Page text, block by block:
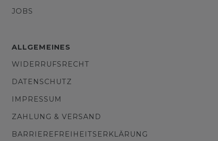
JOBS
ALLGEMEINES
WIDERRUFSRECHT
DATENSCHUTZ
IMPRESSUM
ZAHLUNG & VERSAND
BARRIEREFREIHEITSERKLÄRUNG